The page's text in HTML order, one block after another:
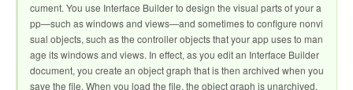
cument. You use Interface Builder to design the visual parts of your a
pp—such as windows and views—and sometimes to configure nonvi
sual objects, such as the controller objects that your app uses to man
age its windows and views. In effect, as you edit an Interface Builder
document, you create an object graph that is then archived when you
save the file. When you load the file, the object graph is unarchived.